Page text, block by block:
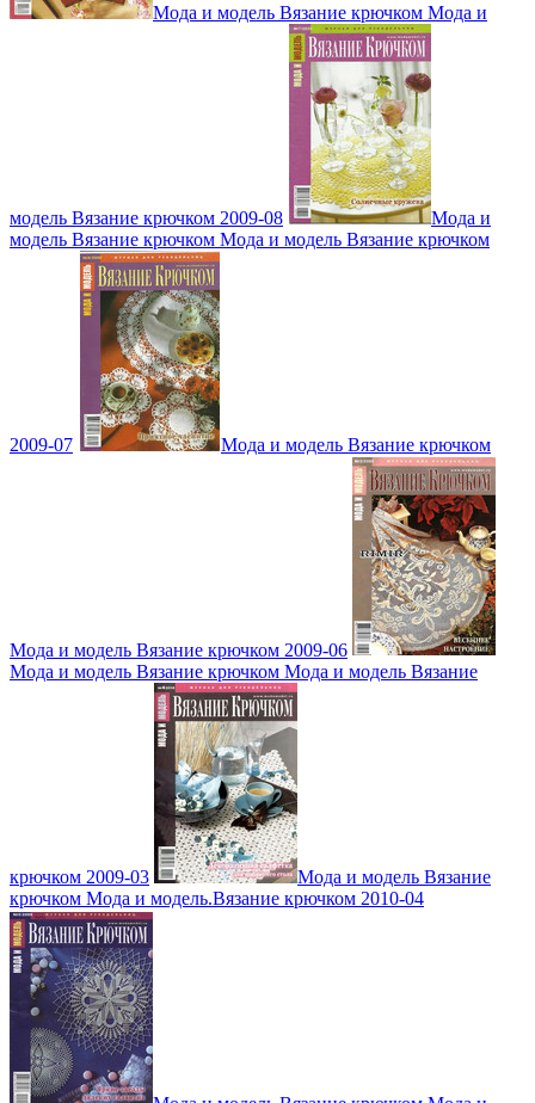
Мода и модель Вязание крючком Мода и
модель Вязание крючком 2009-08
Мода и
модель Вязание крючком Мода и модель Вязание крючком
2009-07 Мода и модель Вязание крючком
Мода и модель Вязание крючком 2009-06
Мода и модель Вязание крючком Мода и модель Вязание
крючком 2009-03
Мода и модель Вязание
крючком Мода и модель.Вязание крючком 2010-04